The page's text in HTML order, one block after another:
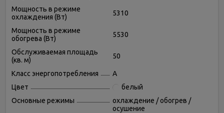
Мощность в режиме
охлаждения (Вт)
5310
Мощность в режиме
обогрева (Вт)
5530
Обслуживаемая площадь
(кв. м)
50
Класс энергопотребления
A
Цвет
белый
Основные режимы
охлаждение / обогрев /
осушение